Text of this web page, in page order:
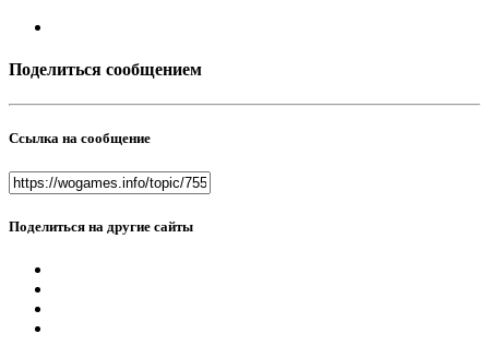
Поделиться сообщением
Ссылка на сообщение
Поделиться на другие сайты